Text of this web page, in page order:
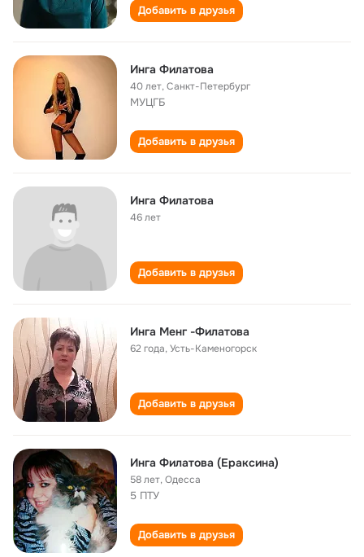
Добавить в друзья
Инга Филатова
40 лет,Санкт-Петербург
МУЦГБ
Добавить в друзья
Инга Филатова
46 лет
Добавить в друзья
Инга Менг -Филатова
62 года,Усть-Каменогорск
Добавить в друзья
Инга Филатова (Ераксина)
58 лет,Одесса
5 ПТУ
Добавить в друзья